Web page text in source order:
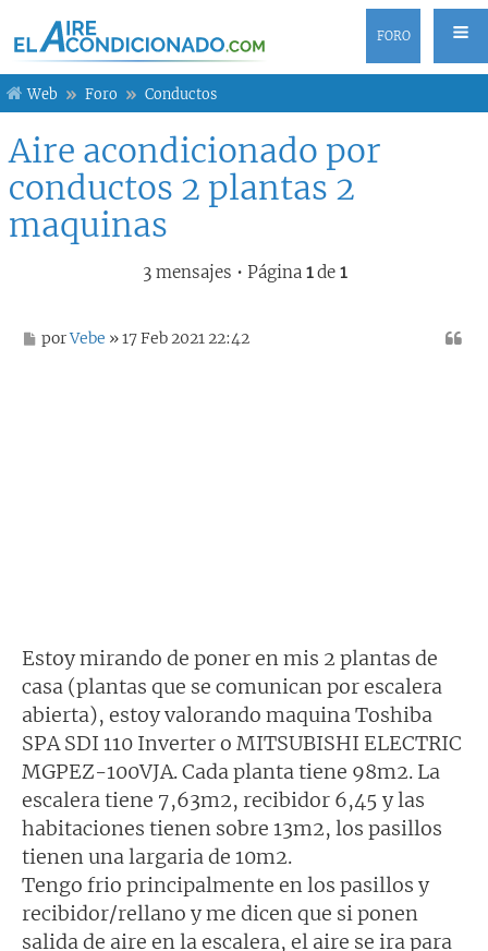
FORO
Web Foro Conductos
Aire acondicionado por
conductos 2 plantas 2
maquinas
3 mensajes • Página 1de 1
M
porVebe » 17 Feb 2021 22:42
Estoy mirando de poner en mis 2 plantas de
casa (plantas que se comunican por escalera
abierta), estoy valorando maquina Toshiba
SPA SDI 110 Inverter o MITSUBISHI ELECTRIC
MGPEZ-100VJA. Cada planta tiene 98m2. La
escalera tiene 7,63m2, recibidor 6,45 y las
habitaciones tienen sobre 13m2, los pasillos
tienen una largaria de 10m2.
Tengo frio principalmente en los pasillos y
recibidor/rellano y me dicen que si ponen
salida de aire en la escalera, el aire se ira para